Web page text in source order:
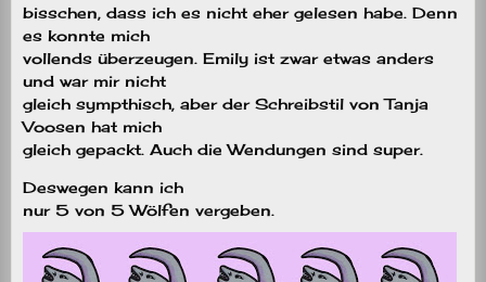
bisschen, dass ich es nicht eher gelesen habe. Denn
es konnte mich
vollends überzeugen. Emily ist zwar etwas anders
und war mir nicht
gleich sympthisch, aber der Schreibstil von Tanja
Voosen hat mich
gleich gepackt. Auch die Wendungen sind super.
Deswegen kann ich
nur 5 von 5 Wölfen vergeben.